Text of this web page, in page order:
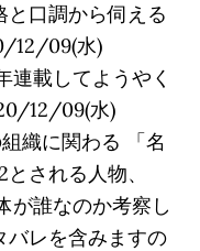
口調から伺える
12/09(水)
連載してようやく
12/09(水)
織に関わる 「名
される人物、
が誰なのか考察し
バレを含みますの